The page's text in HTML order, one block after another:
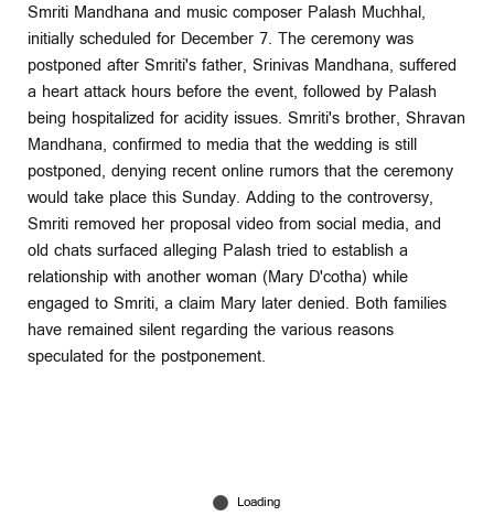
Smriti Mandhana and music composer Palash Muchhal,
initially scheduled for December 7. The ceremony was
postponed after Smriti's father, Srinivas Mandhana, suffered
a heart attack hours before the event, followed by Palash
being hospitalized for acidity issues. Smriti's brother, Shravan
Mandhana, confirmed to media that the wedding is still
postponed, denying recent online rumors that the ceremony
would take place this Sunday. Adding to the controversy,
Smriti removed her proposal video from social media, and
old chats surfaced alleging Palash tried to establish a
relationship with another woman (Mary D'cotha) while
engaged to Smriti, a claim Mary later denied. Both families
have remained silent regarding the various reasons
speculated for the postponement.